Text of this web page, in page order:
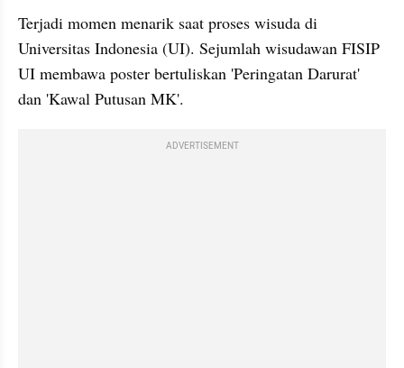
Terjadi momen menarik saat proses wisuda di
Universitas Indonesia (UI). Sejumlah wisudawan FISIP
UI membawa poster bertuliskan 'Peringatan Darurat'
dan 'Kawal Putusan MK'.
ADVERTISEMENT